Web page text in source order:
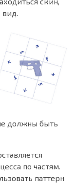
должны быть
по частям.
паттерн